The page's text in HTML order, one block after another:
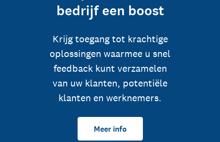
bedrijf een boost
Krijg toegang tot krachtige
oplossingen waarmee u snel
feedback kunt verzamelen
van uw klanten, potentiële
klanten en werknemers.
Meer info